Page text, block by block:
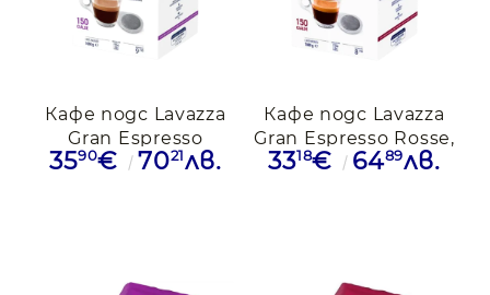
ароматно.
Кафе подс Lavazza
Gran Espresso
Intenso Viola, 150бр.
3590€ 7021лв.
Кафе подс Lavazza
Gran Espresso Rosse,
150бр.
3318€ 6489лв.